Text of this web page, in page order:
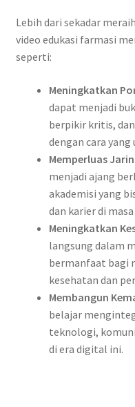
Lebih dari sekadar
video edukasi farmasi
seperti:
Meningkatkan
dapat menjadi
berpikir kritis,
dengan cara yang
Memperluas
menjadi ajang
akademisi yang
dan karier di
Meningkatkan
langsung dalam
bermanfaat bagi
kesehatan dan
Membangun
belajar
teknologi,
di era digital ini.